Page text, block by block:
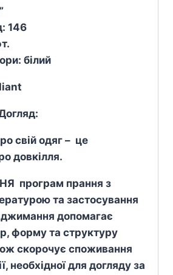
146
білий
свій одяг – це
довкілля.
програм прання з
та застосування
допомагає
форму та структуру
скорочує споживання
необхідної для догляду за